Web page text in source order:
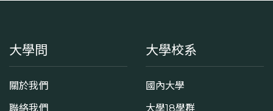
大學問
關於我們
聯絡我們
大學校系
國內大學
大學18學群